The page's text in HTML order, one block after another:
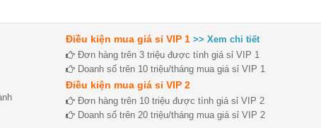
Điều kiện mua giá sỉ VIP 1 >> Xem chi tiết
Đơn hàng trên 3 triệu được tính giá sỉ VIP 1
Doanh số trên 10 triệu/tháng mua giá sỉ VIP 1
Điều kiện mua giá sỉ VIP 2
Đơn hàng trên 10 triệu được tính giá sỉ VIP 2
Doanh số trên 20 triệu/tháng mua giá sỉ VIP 2